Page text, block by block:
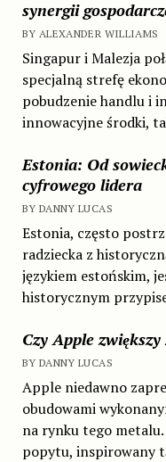
synergii
BY ALEXANDER WILLIAMS
Singapur i Malezja
specjalną strefę
pobudzenie handlu i
innowacyjne środki,
Estonia: Od
cyfrowego lidera
BY DANNY LUCAS
Estonia, często
radziecka z
językiem estońskim,
historycznym
Czy Apple
BY DANNY LUCAS
Apple niedawno
obudowami
na rynku tego
popytu, inspirowany